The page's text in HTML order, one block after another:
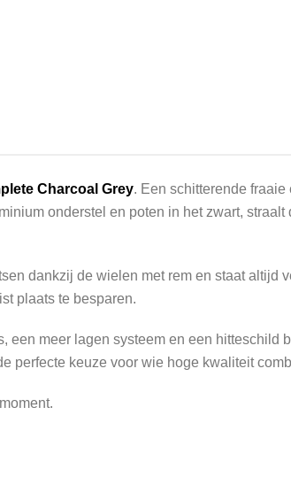
Charcoal Grey. Een schitterende
onderstel en poten in het zwart,
dankzij de wielen met rem en staat
plaats te besparen.
een meer lagen systeem en een
perfecte keuze voor wie hoge kwaliteit